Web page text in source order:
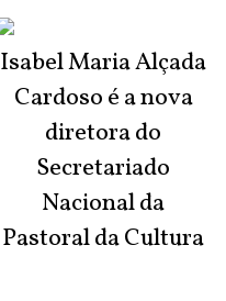
Isabel Maria Alçada
Cardoso é a nova
diretora do
Secretariado
Nacional da
Pastoral da Cultura